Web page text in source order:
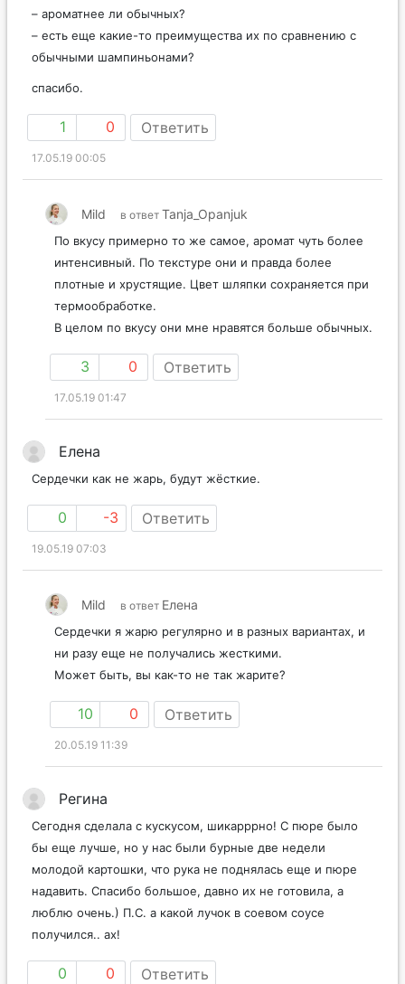
– ароматнее ли обычных?
– есть еще какие-то преимущества их по сравнению с
обычными шампиньонами?
спасибо.
1 0 Ответить
17.05.19 00:05
Mild в ответ Tanja_Opanjuk
По вкусу примерно то же самое, аромат чуть более
интенсивный. По текстуре они и правда более
плотные и хрустящие. Цвет шляпки сохраняется при
термообработке.
В целом по вкусу они мне нравятся больше обычных.
3 0 Ответить
17.05.19 01:47
Елена
Сердечки как не жарь, будут жёсткие.
0 -3 Ответить
19.05.19 07:03
Mild в ответ Елена
Сердечки я жарю регулярно и в разных вариантах, и
ни разу еще не получались жесткими.
Может быть, вы как-то не так жарите?
10 0 Ответить
20.05.19 11:39
Регина
Сегодня сделала с кускусом, шикарррно! С пюре было
бы еще лучше, но у нас были бурные две недели
молодой картошки, что рука не поднялась еще и пюре
надавить. Спасибо большое, давно их не готовила, а
люблю очень.) П.С. а какой лучок в соевом соусе
получился.. ах!
0 0 Ответить